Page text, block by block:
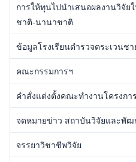
การให้ทุนไปนำเสนอผลงานวิจัย
ชาติ-นานาชาติ
ข้อมูลโรงเรียนตำรวจตระเวนช
คณะกรรมการฯ
คำสั่งแต่งตั้งคณะทำงานโครงกา
จดหมายข่าว สถาบันวิจัยและพัฒ
จรรยาวิชาชีพวิจัย